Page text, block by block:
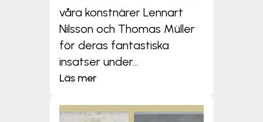
våra konstnärer Lennart
Nilsson och Thomas Müller
för deras fantastiska
insatser under...
Läs mer